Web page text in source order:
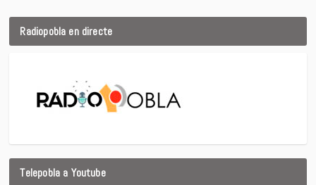
Radiopobla en directe
Telepobla a Youtube